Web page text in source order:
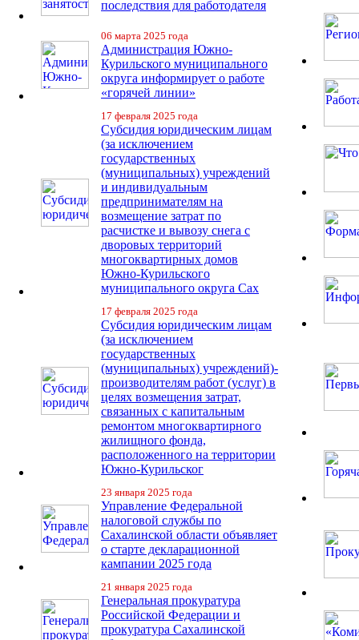
последствия для работодателя
06 марта 2025 года
Администрация Южно-
Курильского муниципального
округа информирует о работе
«горячей линии»
17 февраля 2025 года
Субсидия юридическим лицам
(за исключением
государственных
(муниципальных) учреждений
и индивидуальным
предпринимателям на
возмещение затрат по
расчистке и вывозу снега с
дворовых территорий
многоквартирных домов
Южно-Курильского
муниципального округа Сах
17 февраля 2025 года
Субсидия юридическим лицам
(за исключением
государственных
(муниципальных) учреждений)-
производителям работ (услуг) в
целях возмещения затрат,
связанных с капитальным
ремонтом многоквартирного
жилищного фонда,
расположенного на территории
Южно-Курильског
23 января 2025 года
Управление Федеральной
налоговой службы по
Сахалинской области объявляет
о старте декларационной
кампании 2025 года
21 января 2025 года
Генеральная прокуратура
Российской Федерации и
прокуратура Сахалинской